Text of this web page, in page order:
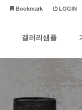
LOGIN
Bookmark
갤러리샘플